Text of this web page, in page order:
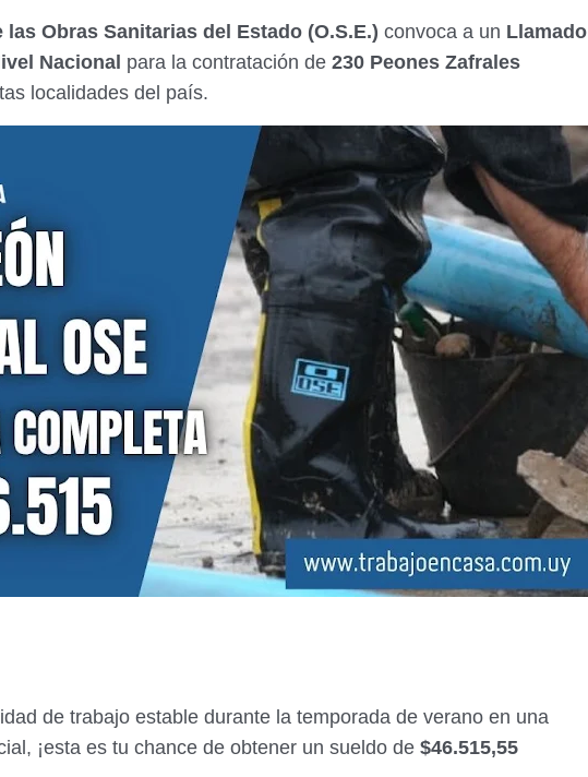
Obras Sanitarias del Estado (O.S.E.) convoca a un Llamado
Nacional para la contratación de 230 Peones Zafrales
localidades del país.
de trabajo estable durante la temporada de verano en una
¡esta es tu chance de obtener un sueldo de $46.515,55